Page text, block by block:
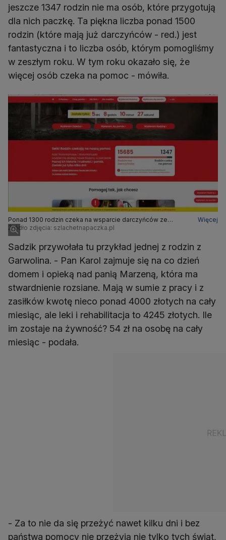
jeszcze 1347 rodzin nie ma osób, które przygotują
dla nich paczkę. Ta piękna liczba ponad 1500
rodzin (które mają już darczyńców - red.) jest
fantastyczna i to liczba osób, którym pomogliśmy
w zeszłym roku. W tym roku okazało się, że
więcej osób czeka na pomoc - mówiła.
Ponad 1300 rodzin czeka na wsparcie darczyńców ze
Szlachetnej Paczki
Więcej
Źródło zdjęcia: szlachetnapaczka.pl
Sadzik przywołała tu przykład jednej z rodzin z
Garwolina. - Pan Karol zajmuje się na co dzień
domem i opieką nad panią Marzeną, która ma
stwardnienie rozsiane. Mają w sumie z pracy i z
zasiłków kwotę nieco ponad 4000 złotych na cały
miesiąc, ale leki i rehabilitacja to 4245 złotych. Ile
im zostaje na żywność? 54 zł na osobę na cały
miesiąc - podała.
- Za to nie da się przeżyć nawet kilku dni i bez
państwa pomocy nie przeżyją nie tylko tych świąt,